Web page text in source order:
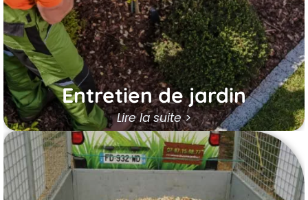
Entretien de jardin
Lire la suite >
extérieurs. Ils veillent à préserver leur
beauté et leur biodiversité.
En savoir plus
Évacuation des déchets verts